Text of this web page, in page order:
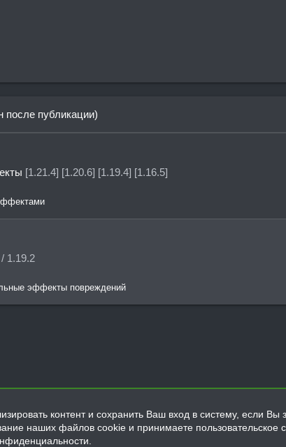
после публикации)
[1.21.4] [1.20.6] [1.19.4] [1.16.5]
1.19.2
эффекты повреждений
контент и сохранить Ваш вход в систему, если Вы
наших файлов cookie и принимаете пользовательское